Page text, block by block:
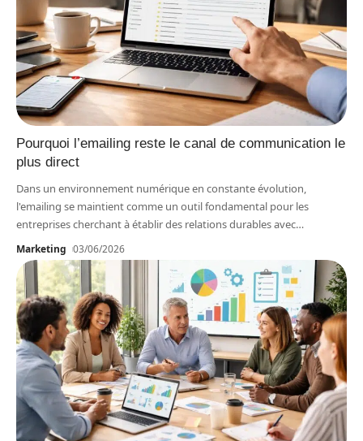
Pourquoi l’emailing reste le canal de communication le
plus direct
Dans un environnement numérique en constante évolution,
l'emailing se maintient comme un outil fondamental pour les
entreprises cherchant à établir des relations durables avec…
Marketing 03/06/2026